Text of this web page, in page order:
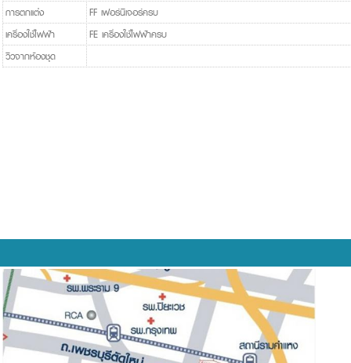
การตกแต่ง
FF เฟอร์นิเจอร์ครบ
เครื่องใช้ไฟฟ้า
FE เครื่องใช้ไฟฟ้าครบ
วิวจากห้องชุด